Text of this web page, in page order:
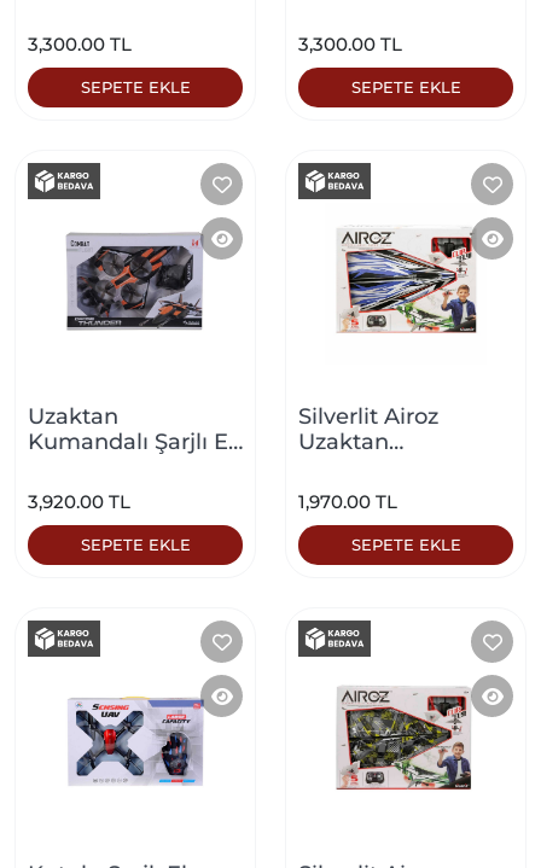
İstasyonlu Beyaz
3,300.00 TL
SEPETE EKLE
İstasyonlu Mavi
3,300.00 TL
SEPETE EKLE
Uzaktan
Kumandalı Şarjlı El
Drone Turuncu
3,920.00 TL
SEPETE EKLE
Silverlit Airoz
Uzaktan
Mavi
1,970.00 TL
SEPETE EKLE